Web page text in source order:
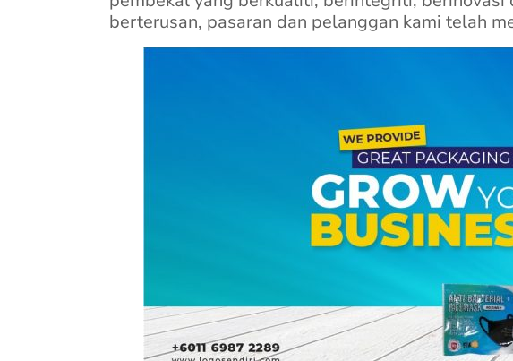
berterusan, pasaran dan pelanggan kami telah